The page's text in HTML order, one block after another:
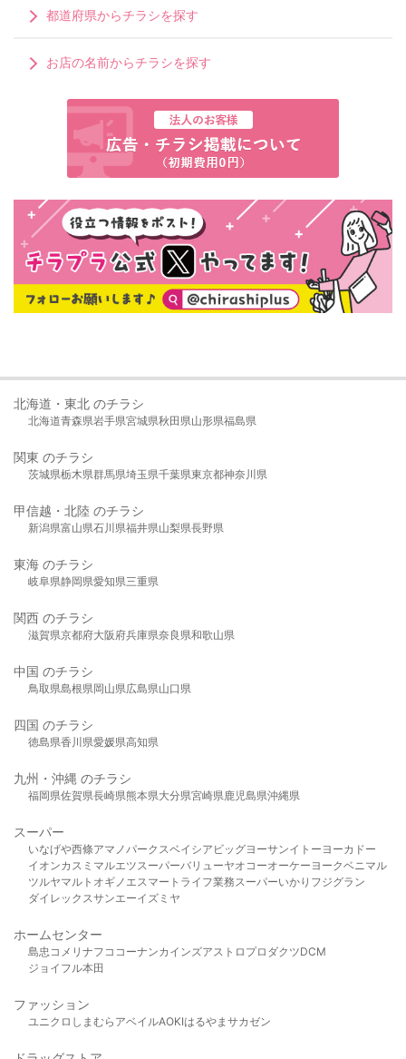
都道府県からチラシを探す
お店の名前からチラシを探す
北海道・東北 のチラシ
北海道青森県岩手県宮城県秋田県山形県福島県
関東 のチラシ
茨城県栃木県群馬県埼玉県千葉県東京都神奈川県
甲信越・北陸 のチラシ
新潟県富山県石川県福井県山梨県長野県
東海 のチラシ
岐阜県静岡県愛知県三重県
関西 のチラシ
滋賀県京都府大阪府兵庫県奈良県和歌山県
中国 のチラシ
鳥取県島根県岡山県広島県山口県
四国 のチラシ
徳島県香川県愛媛県高知県
九州・沖縄 のチラシ
福岡県佐賀県長崎県熊本県大分県宮崎県鹿児島県沖縄県
スーパー
いなげや西條アマノパークスベイシア ビッグヨーサンイトーヨーカドー
イオンカスミ マルエツスーパーバリューヤオコーオーケー ヨークベニマル
ツルヤマルト オギノ エスマート ライフ業務スーパーいかり フジグラン
ダイレックスサンエーイズミヤ
ホームセンター
島忠 コメリ ナフコ コーナンカインズアストロプロダクツDCM
ジョイフル本田
ファッション
ユニクロ しまむら アベイルAOKIはるやま サカゼン